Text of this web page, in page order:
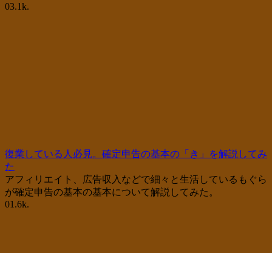
03.1k.
復業している人必見。確定申告の基本の「き」を解説してみ
た
アフィリエイト、広告収入などで細々と生活しているもぐら
が確定申告の基本の基本について解説してみた。
01.6k.